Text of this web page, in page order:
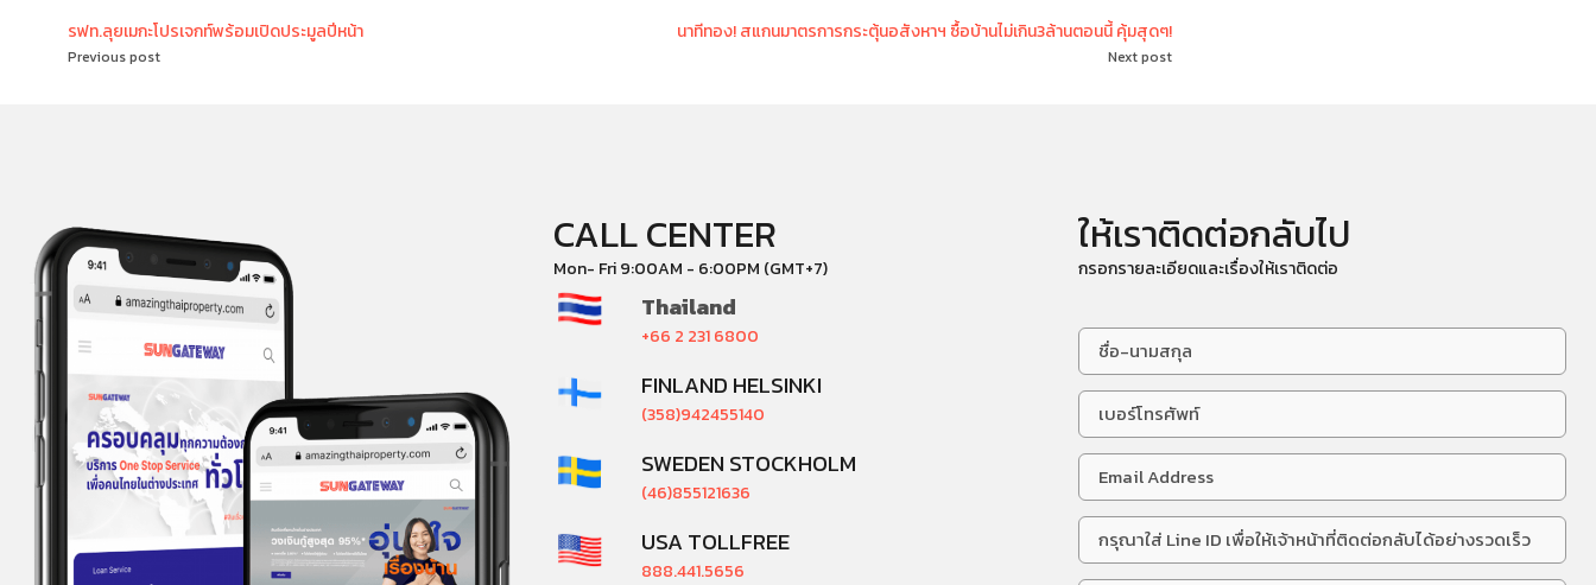
รฟท.ลุยเมกะโปรเจกท์พร้อมเปิดประมูลปีหน้า
Previous post
นาทีทอง! สแกนมาตรการกระตุ้นอสังหาฯ ซื้อบ้านไม่เกิน3ล้านตอนนี้ คุ้มสุดๆ!
Next post
CALL CENTER
Mon- Fri 9:00AM - 6:00PM (GMT+7)
Thailand
+66 2 231 6800
FINLAND HELSINKI
(358)942455140
SWEDEN STOCKHOLM
(46)855121636
USA TOLLFREE
888.441.5656
ให้เราติดต่อกลับไป
กรอกรายละเอียดและเรื่องให้เราติดต่อ